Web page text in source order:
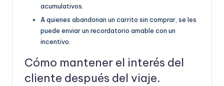
acumulativos.
A quienes abandonan un carrito sin comprar, se les
puede enviar un recordatorio amable con un
incentivo.
Cómo mantener el interés del
cliente después del viaje.